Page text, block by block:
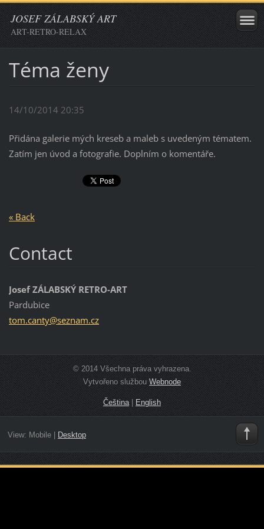
JOSEF ZÁLABSKÝ ART
ART-RETRO-RELAX
Téma ženy
14/10/2014 20:35
Přidána galerie mých kreseb a maleb s uvedeným tématem.
Zatím jen úvod a fotografie. Doplním o komentáře.
« Back
Contact
Josef ZÁLABSKÝ RETRO-ART
Pardubice
tom.canty@seznam.cz
© 2014 Všechna práva vyhrazena.
Vytvořeno službou Webnode
Čeština | English
View: Mobile| Desktop